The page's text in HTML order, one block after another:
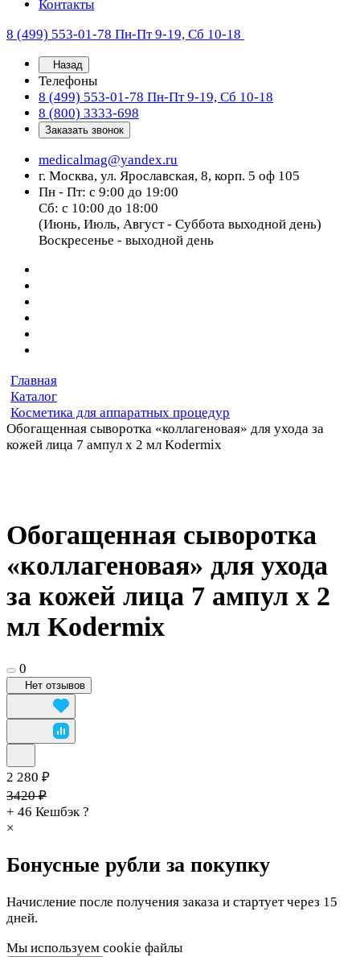
Контакты
8 (499) 553-01-78 Пн-Пт 9-19, Сб 10-18
Назад
Телефоны
8 (499) 553-01-78 Пн-Пт 9-19, Сб 10-18
8 (800) 3333-698
Заказать звонок
medicalmag@yandex.ru
г. Москва, ул. Ярославская, 8, корп. 5 оф 105
Пн - Пт: с 9:00 до 19:00
Сб: с 10:00 до 18:00
(Июнь, Июль, Август - Суббота выходной день)
Воскресенье - выходной день
Главная
Каталог
Косметика для аппаратных процедур
Обогащенная сыворотка «коллагеновая» для ухода за
кожей лица 7 ампул x 2 мл Kodermix
Обогащенная сыворотка
«коллагеновая» для ухода
за кожей лица 7 ампул x 2
мл Kodermix
0
Нет отзывов
2 280 ₽
3420 ₽
+ 46 Кешбэк ?
×
Бонусные рубли за покупку
Начисление после получения заказа и стартует через 15
дней.
Мы используем cookie файлы